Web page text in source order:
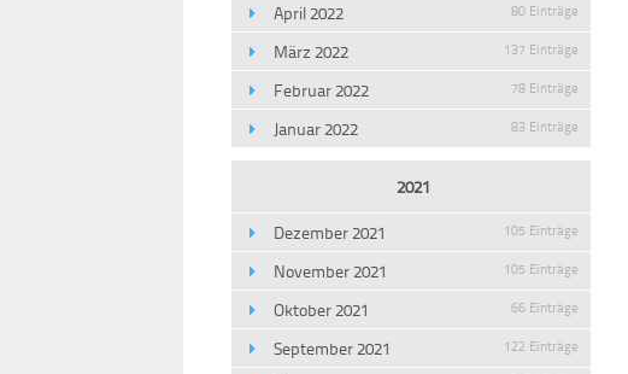
April 2022 80 Einträge
März 2022 137 Einträge
Februar 2022 78 Einträge
Januar 2022 83 Einträge
2021
Dezember 2021
105 Einträge
November 2021 105 Einträge
Oktober 2021 66 Einträge
September 2021 122 Einträge